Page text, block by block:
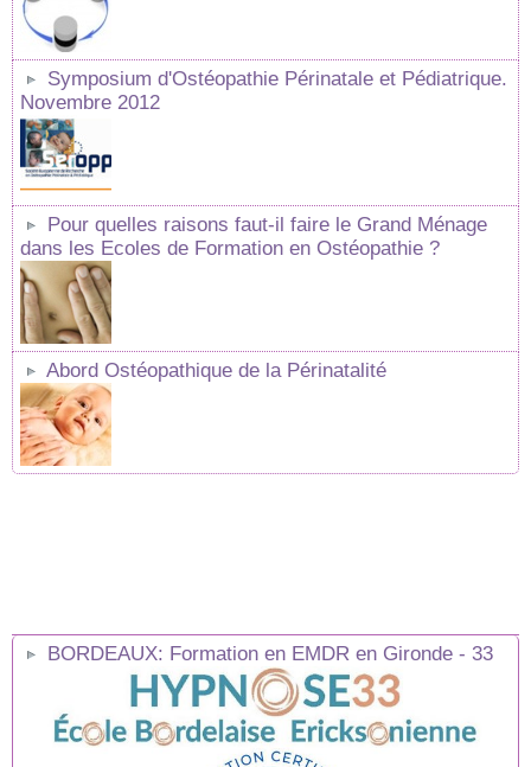
Symposium d'Ostéopathie Périnatale et Pédiatrique.
Novembre 2012
Pour quelles raisons faut-il faire le Grand Ménage
dans les Ecoles de Formation en Ostéopathie ?
Abord Ostéopathique de la Périnatalité
BORDEAUX: Formation en EMDR en Gironde - 33